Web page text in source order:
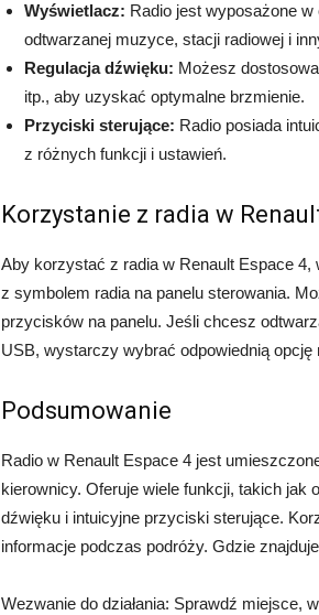
Wyświetlacz: Radio jest wyposażone
odtwarzanej muzyce, stacji radiowej i
Regulacja dźwięku: Możesz
itp., aby uzyskać optymalne brzmienie.
Przyciski sterujące: Radio posiada
z różnych funkcji i ustawień.
Korzystanie z radia w
Aby korzystać z radia w Renault Espace
z symbolem radia na panelu sterowania.
przycisków na panelu. Jeśli chcesz
USB, wystarczy wybrać odpowiednią opcję
Podsumowanie
Radio w Renault Espace 4 jest
kierownicy. Oferuje wiele funkcji, takich jak
dźwięku i intuicyjne przyciski sterujące.
informacje podczas podróży. Gdzie
Wezwanie do działania: Sprawdź miejsce,